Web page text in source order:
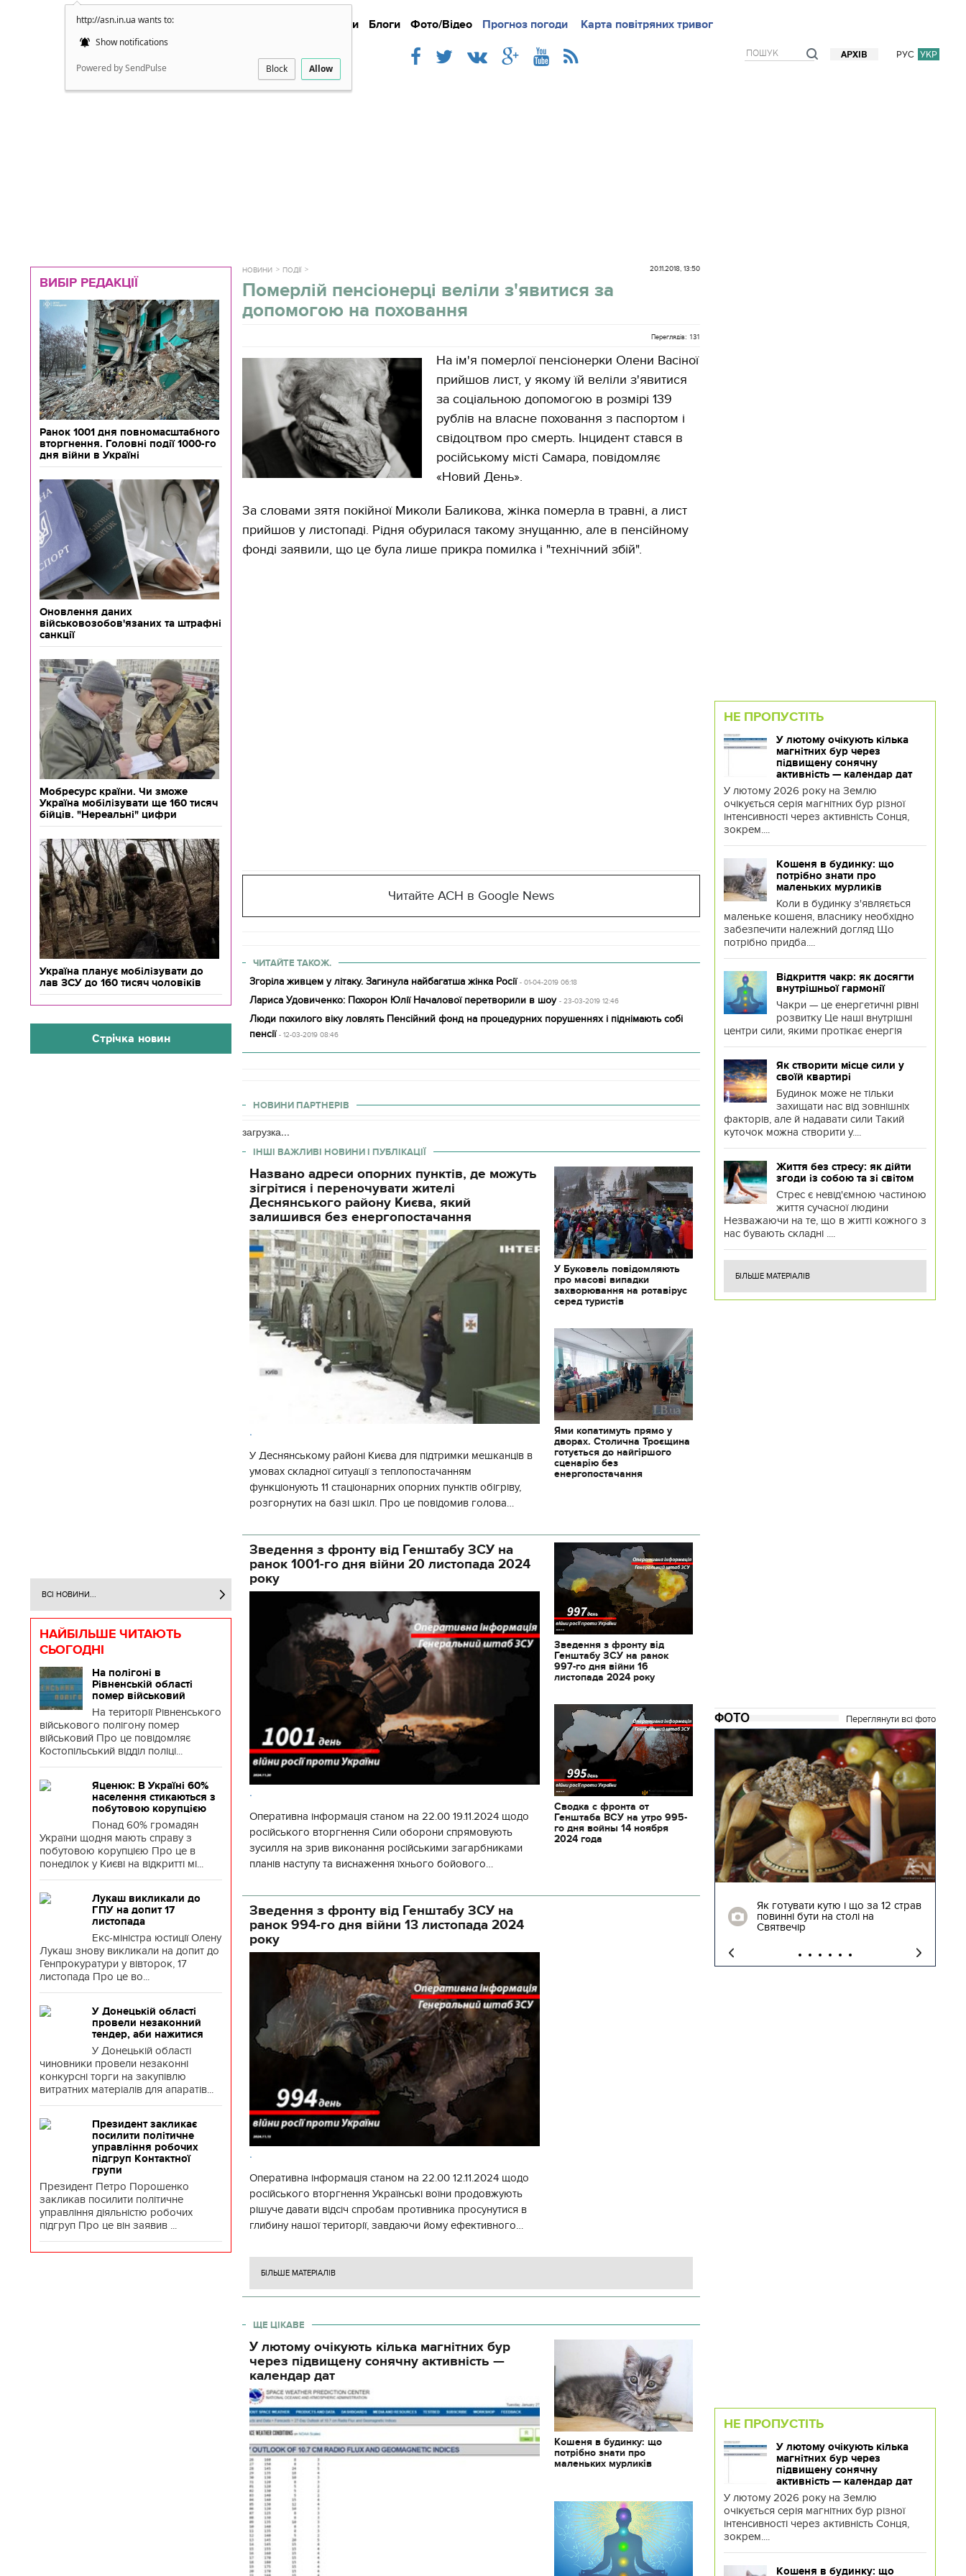
http://asn.in.ua wants to:
Show notifications
Powered by SendPulse Block Allow
Новини Блоги Фото/Відео Прогноз погоди Карта повітряних тривог
РУС УКР
АРХІВ
Докладно Новини Iнтерв`ю Блоги
ВИБІР РЕДАКЦІЇ
Ранок 1001 дня повномасштабного
вторгнення. Головні події 1000-го
дня війни в Україні
Оновлення даних
військовозобов'язаних та штрафні
санкції
Мобресурс країни. Чи зможе
Україна мобілізувати ще 160 тисяч
бійців. "Нереальні" цифри
Україна планує мобілізувати до
лав ЗСУ до 160 тисяч чоловіків
Стрічка новин
ВСІ НОВИНИ...
НАЙБІЛЬШЕ ЧИТАЮТЬ
СЬОГОДНІ
На полігоні в
Рівненській області
помер військовий
На території Рівненського
військового полігону помер
військовий Про це повідомляє
Костопільський відділ поліці...
Яценюк: В Україні 60%
населення стикаються з
побутовою корупцією
Понад 60% громадян
України щодня мають справу з
побутовою корупцією Про це в
понеділок у Києві на відкритті мі...
Лукаш викликали до
ГПУ на допит 17
листопада
Екс-міністра юстиції Олену
Лукаш знову викликали на допит до
Генпрокуратури у вівторок, 17
листопада Про це во...
У Донецькій області
провели незаконний
тендер, аби нажитися
У Донецькій області
чиновники провели незаконні
конкурсні торги на закупівлю
витратних матеріалів для апаратів...
Президент закликає
посилити політичне
управління робочих
підгруп Контактної
групи
Президент Петро Порошенко
закликав посилити політичне
управління діяльністю робочих
підгруп Про це він заявив ...
НОВИНИ ПОДІЇ 20.11.2018, 13:50
Померлій пенсіонерці веліли з'явитися за
допомогою на поховання
Переглядів: 131
На ім'я померлої пенсіонерки Олени Васіної
прийшов лист, у якому їй веліли з'явитися
за соціальною допомогою в розмірі 139
рублів на власне поховання з паспортом і
свідоцтвом про смерть. Інцидент стався в
російському місті Самара, повідомляє
«Новий День».
За словами зятя покійної Миколи Баликова, жінка померла в травні, а лист
прийшов у листопаді. Рідня обурилася такому знущанню, але в пенсійному
фонді заявили, що це була лише прикра помилка і "технічний збій".
Читайте АСН в Google News
ЧИТАЙТЕ ТАКОЖ.
Згоріла живцем у літаку. Загинула найбагатша жінка Росії - 01-04-2019 06:18
Лариса Удовиченко: Похорон Юлії Началової перетворили в шоу - 23-03-2019 12:46
Люди похилого віку ловлять Пенсійний фонд на процедурних порушеннях і піднімають собі
пенсії - 12-03-2019 08:46
НОВИНИ ПАРТНЕРІВ
загрузка...
ІНШІ ВАЖЛИВІ НОВИНИ І ПУБЛІКАЦІЇ
Названо адреси опорних пунктів, де можуть
зігрітися і переночувати жителі
Деснянського району Києва, який
залишився без енергопостачання
.
У Деснянському районі Києва для підтримки мешканців в
умовах складної ситуації з теплопостачанням
функціонують 11 стаціонарних опорних пунктів обігріву,
розгорнутих на базі шкіл. Про це повідомив голова
У Буковель повідомляють
про масові випадки
захворювання на ротавірус
серед туристів
Ями копатимуть прямо у
дворах. Столична Троєщина
готується до найгіршого
сценарію без
енергопостачання
Зведення з фронту від Генштабу ЗСУ на
ранок 1001-го дня війни 20 листопада 2024
року
.
Оперативна інформація станом на 22.00 19.11.2024 щодо
російського вторгнення Сили оборони спрямовують
зусилля на зрив виконання російськими загарбниками
планів наступу та виснаження їхнього бойового
Зведення з фронту від
Генштабу ЗСУ на ранок
997-го дня війни 16
листопада 2024 року
Сводка с фронта от
Генштаба ВСУ на утро 995-
го дня войны 14 ноября
2024 года
Зведення з фронту від Генштабу ЗСУ на
ранок 994-го дня війни 13 листопада 2024
року
.
Оперативна інформація станом на 22.00 12.11.2024 щодо
російського вторгнення Українські воїни продовжують
рішуче давати відсіч спробам противника просунутися в
глибину нашої території, завдаючи йому ефективного
БІЛЬШЕ МАТЕРІАЛІВ
ЩЕ ЦІКАВЕ
У лютому очікують кілька магнітних бур
через підвищену сонячну активність —
календар дат
Кошеня в будинку: що
потрібно знати про
маленьких мурликів
НЕ ПРОПУСТІТЬ
У лютому очікують кілька
магнітних бур через
підвищену сонячну
активність — календар дат
У лютому 2026 року на Землю
очікується серія магнітних бур різної
інтенсивності через активність Сонця,
зокрем....
Кошеня в будинку: що
потрібно знати про
маленьких мурликів
Коли в будинку з'являється
маленьке кошеня, власнику необхідно
забезпечити належний догляд Що
потрібно придба....
Відкриття чакр: як досягти
внутрішньої гармонії
Чакри — це енергетичні рівні
розвитку Це наші внутрішні
центри сили, якими протікає енергія
Як створити місце сили у
своїй квартирі
Будинок може не тільки
захищати нас від зовнішніх
факторів, але й надавати сили Такий
куточок можна створити у....
Життя без стресу: як дійти
згоди із собою та зі світом
Стрес є невід'ємною частиною
життя сучасної людини
Незважаючи на те, що в житті кожного з
нас бувають складні ....
БІЛЬШЕ МАТЕРІАЛІВ
ФОТО Переглянути всі фото
Як готувати кутю і що за 12 страв
повинні бути на столі на
Святвечір
НЕ ПРОПУСТІТЬ
У лютому очікують кілька
магнітних бур через
підвищену сонячну
активність — календар дат
У лютому 2026 року на Землю
очікується серія магнітних бур різної
інтенсивності через активність Сонця,
зокрем....
Кошеня в будинку: що